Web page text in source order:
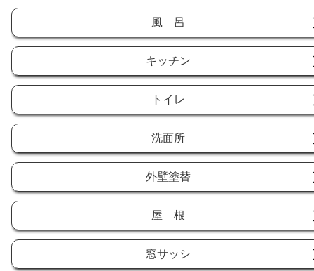
風 呂
キッチン
トイレ
洗面所
外壁塗替
屋 根
窓サッシ